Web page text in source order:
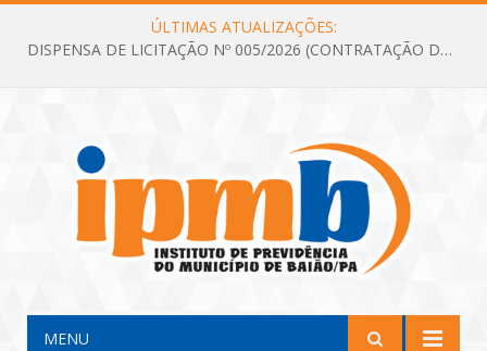
ÚLTIMAS ATUALIZAÇÕES:
DISPENSA DE LICITAÇÃO Nº 005/2026 (CONTRATAÇÃO DE SERVIÇOS TÉCNICOS DE CONSULTORIA E ASSESSORIA EM LICITAÇÃO COM ANÁLISE E ACOMPANHAMENTO DE PROCESSOS LICITATÓRIOS PARA ATENDER AS NECESSIDADES DO INSTITUTO DE PREVIDÊNCIA DO MUNICÍPIO DE BAIÃO – IPMB)
MENU